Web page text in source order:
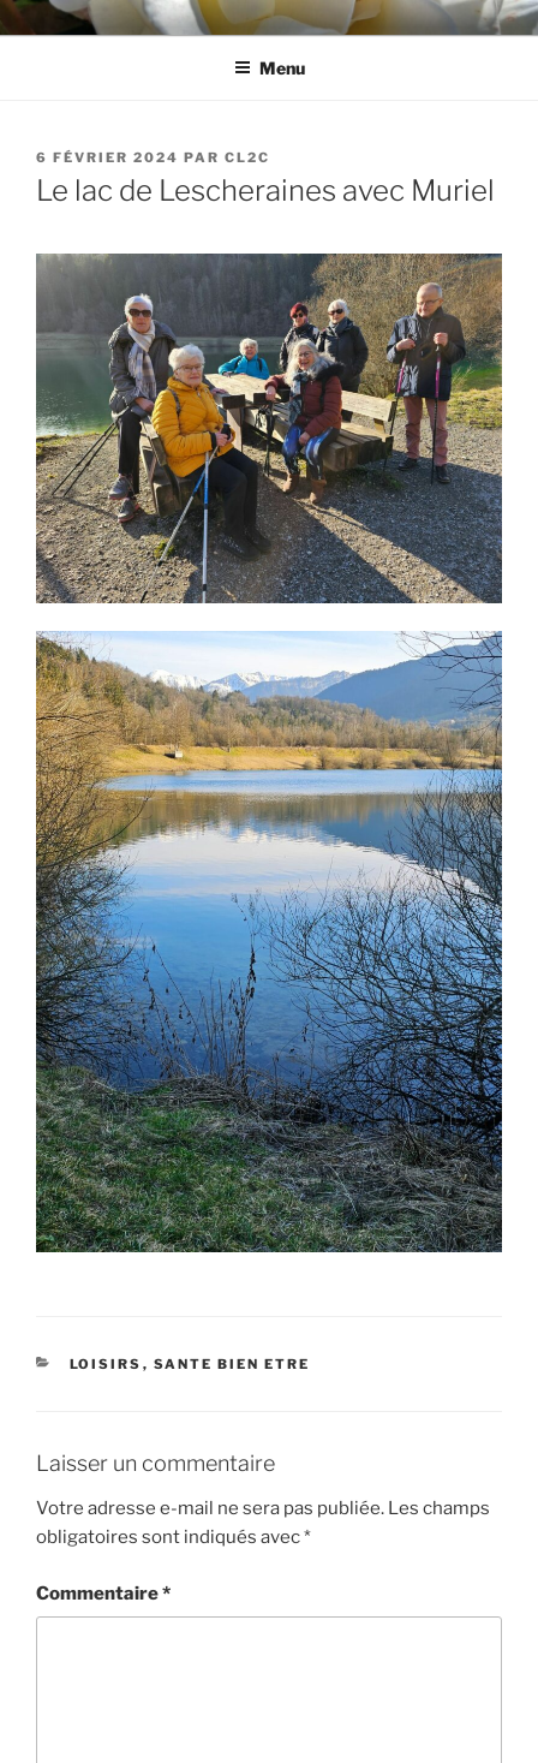
Aller
au
CL2C
Association dédiée à la culture et aux loisirs à Cognin (73)
Menu
PUBLIÉ
LE
6 FÉVRIER 2024 PAR CL2C
Le lac de Lescheraines avec Muriel
CATÉGORIES
LOISIRS , SANTE BIEN ETRE
Laisser un commentaire
Votre adresse e-mail ne sera pas publiée. Les champs
obligatoires sont indiqués avec*
Commentaire*